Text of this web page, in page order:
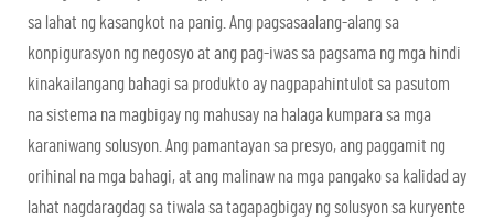
sa lahat ng kasangkot na panig. Ang pagsasaalang-alang sa
konpigurasyon ng negosyo at ang pag-iwas sa pagsama ng mga hindi
kinakailangang bahagi sa produkto ay nagpapahintulot sa pasutom
na sistema na magbigay ng mahusay na halaga kumpara sa mga
karaniwang solusyon. Ang pamantayan sa presyo, ang paggamit ng
orihinal na mga bahagi, at ang malinaw na mga pangako sa kalidad ay
lahat nagdaragdag sa tiwala sa tagapagbigay ng solusyon sa kuryente